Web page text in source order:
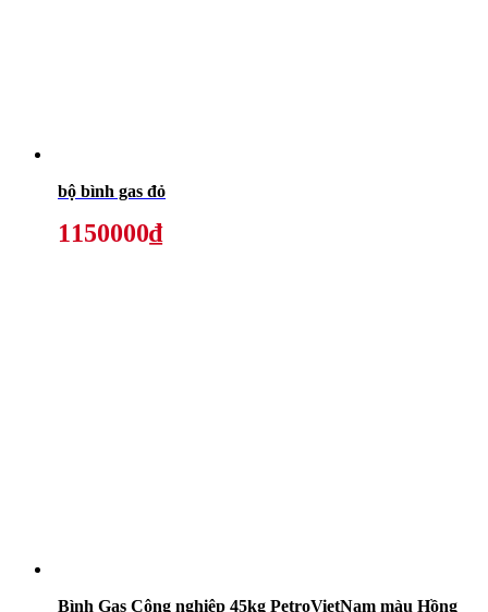
bộ bình gas đỏ
1150000₫
Bình Gas Công nghiệp 45kg PetroVietNam màu Hồng